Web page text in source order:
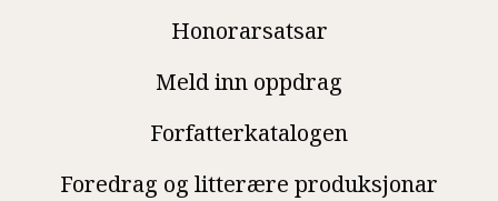
Honorarsatsar
Meld inn oppdrag
Forfatterkatalogen
Foredrag og litterære produksjonar